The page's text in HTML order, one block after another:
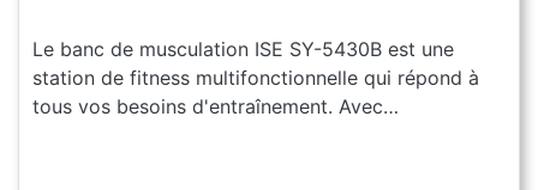
Le banc de musculation ISE SY-5430B est une
station de fitness multifonctionnelle qui répond à
tous vos besoins d'entraînement. Avec…